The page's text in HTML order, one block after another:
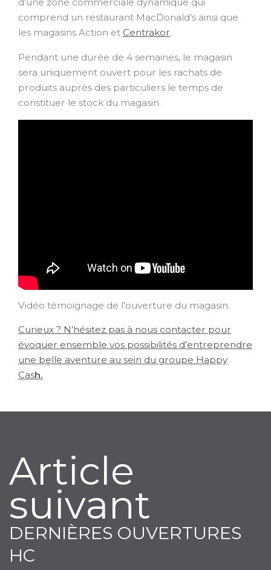
comprend un restaurant MacDonald’s ainsi que
les magasins Action et Centrakor.
Pendant une durée de 4 semaines, le magasin
sera uniquement ouvert pour les rachats de
produits auprès des particuliers le temps de
constituer le stock du magasin.
Vidéo témoignage de l’ouverture du magasin.
Curieux ? N’hésitez pas à nous contacter pour
évoquer ensemble vos possibilités d’entreprendre
une belle aventure au sein du groupe Happy
Cash.
Article
suivant
DERNIÈRES OUVERTURES
HC